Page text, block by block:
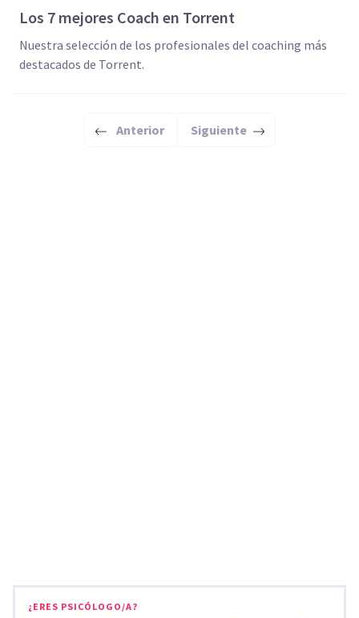
Los 7 mejores Coach en Torrent
Nuestra selección de los profesionales del coaching más
destacados de Torrent.
Anterior Siguiente
¿ERES PSICÓLOGO/A?